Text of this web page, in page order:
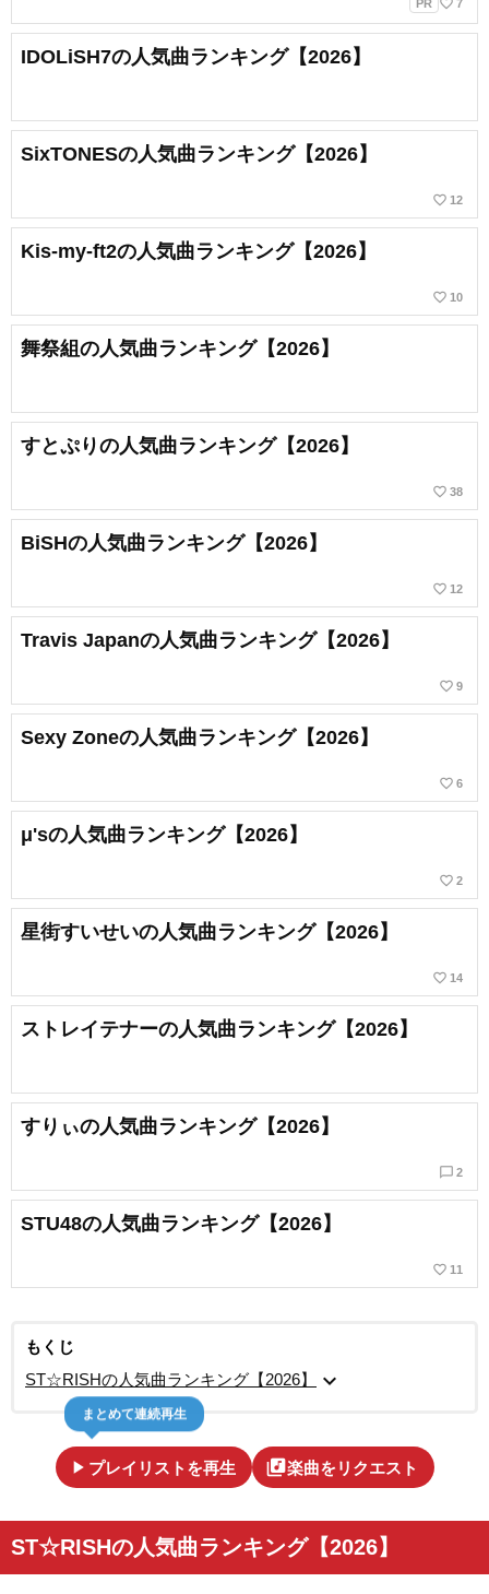
PR favorite_border 7
IDOLiSH7の人気曲ランキング【2026】
SixTONESの人気曲ランキング【2026】
favorite_border 12
Kis-my-ft2の人気曲ランキング【2026】
favorite_border 10
舞祭組の人気曲ランキング【2026】
すとぷりの人気曲ランキング【2026】
favorite_border 38
BiSHの人気曲ランキング【2026】
favorite_border 12
Travis Japanの人気曲ランキング【2026】
favorite_border 9
Sexy Zoneの人気曲ランキング【2026】
favorite_border 6
μ'sの人気曲ランキング【2026】
favorite_border 2
星街すいせいの人気曲ランキング【2026】
favorite_border 14
ストレイテナーの人気曲ランキング【2026】
すりぃの人気曲ランキング【2026】
chat_bubble_outline 2
STU48の人気曲ランキング【2026】
favorite_border 11
もくじ
ST☆RISHの人気曲ランキング【2026】
expand_more
play_arrow プレイリストを再生
まとめて連続再生
library_music楽曲をリクエスト
ST☆RISHの人気曲ランキング【2026】